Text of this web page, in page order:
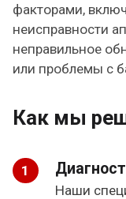
факторами,
неисправности
неправильное
или проблемы с
Как мы
Наши